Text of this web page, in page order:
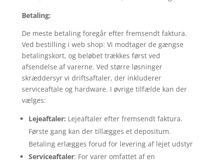
Betaling:
De meste betaling foregår efter fremsendt faktura.
Ved bestilling i web shop: Vi modtager de gængse
betalingskort, og beløbet trækkes først ved
afsendelse af varerne. Ved større løsninger
skræddersyr vi driftsaftaler, der inkluderer
serviceaftale og hardware. I øvrige tilfælde kan der
vælges:
Lejeaftaler: Lejeaftaler efter fremsendt faktura.
Første gang kan der tillægges et depositum.
Betaling erlægges forud for levering af lejet udstyr
Serviceaftaler: For varer omfattet af en